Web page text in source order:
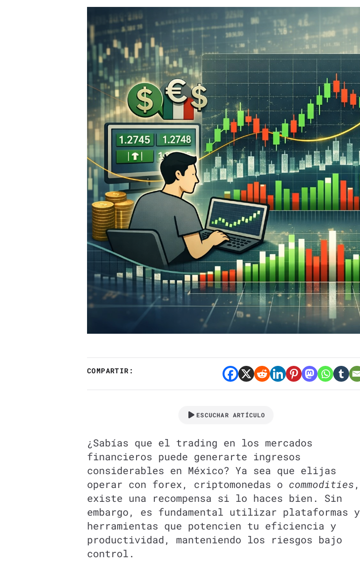
COMPARTIR:
ESCUCHAR ARTÍCULO
¿Sabías que el trading en los mercados
financieros puede generarte ingresos
considerables en México? Ya sea que elijas
operar con forex, criptomonedas o commodities,
existe una recompensa si lo haces bien. Sin
embargo, es fundamental utilizar plataformas y
herramientas que potencien tu eficiencia y
productividad, manteniendo los riesgos bajo
control.